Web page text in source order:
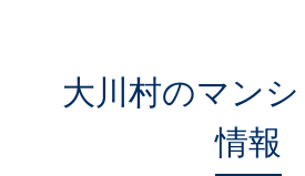
大川村のマン
情報